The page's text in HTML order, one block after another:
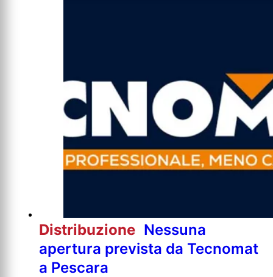
Distribuzione Nessuna
apertura prevista da Tecnomat
a Pescara